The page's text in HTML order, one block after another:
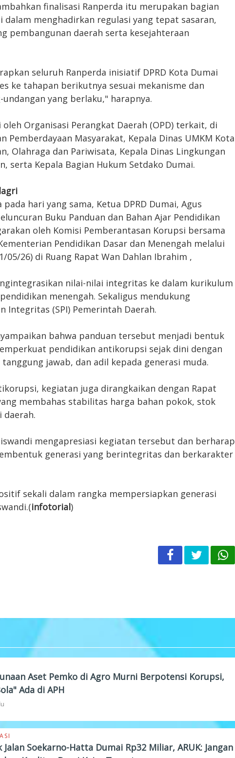
finalisasi Ranperda itu merupakan bagian
dalam menghadirkan regulasi yang tepat sasaran,
pembangunan daerah serta kesejahteraan
seluruh Ranperda inisiatif DPRD Kota Dumai
ke tahapan berikutnya sesuai mekanisme dan
yang berlaku," harapnya.
Organisasi Perangkat Daerah (OPD) terkait, di
Pemberdayaan Masyarakat, Kepala Dinas UMKM Kota
Olahraga dan Pariwisata, Kepala Dinas Lingkungan
serta Kepala Bagian Hukum Setdako Dumai.
hari yang sama, Ketua DPRD Dumai, Agus
Buku Panduan dan Bahan Ajar Pendidikan
oleh Komisi Pemberantasan Korupsi bersama
Pendidikan Dasar dan Menengah melalui
26) di Ruang Rapat Wan Dahlan Ibrahim ,
nilai-nilai integritas ke dalam kurikulum
menengah. Sekaligus mendukung
Integritas (SPI) Pemerintah Daerah.
bahwa panduan tersebut menjadi bentuk
pendidikan antikorupsi sejak dini dengan
jawab, dan adil kepada generasi muda.
kegiatan juga dirangkaikan dengan Rapat
membahas stabilitas harga bahan pokok, stok
daerah.
mengapresiasi kegiatan tersebut dan berharap
generasi yang berintegritas dan berkarakter
sekali dalam rangka mempersiapkan generasi
infotorial)
Aset Pemko di Agro Murni Berpotensi Korupsi,
Ada di APH
Jalan Soekarno-Hatta Dumai Rp32 Miliar, ARUK: Jangan